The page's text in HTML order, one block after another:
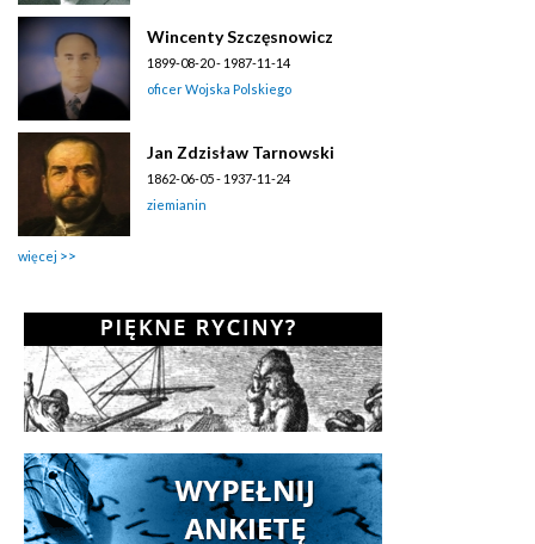
Wincenty Szczęsnowicz
1899-08-20 - 1987-11-14
oficer Wojska Polskiego
Jan Zdzisław Tarnowski
1862-06-05 - 1937-11-24
ziemianin
więcej